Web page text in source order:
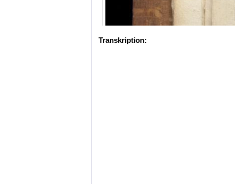
Transkription: